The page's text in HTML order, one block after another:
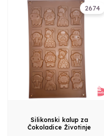
2674
Silikonski kalup za
Čokoladice Životinje